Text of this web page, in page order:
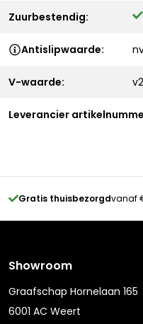
Zuurbestendig:
Antislipwaarde:
V-waarde: v2
Leverancier
Gratis thuisbezorgdvanaf
Showroom
Graafschap Hornelaan 165
6001 AC Weert